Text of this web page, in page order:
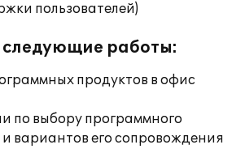
пользователей)
работы:
продуктов в офис
по выбору программного
вариантов его сопровождения